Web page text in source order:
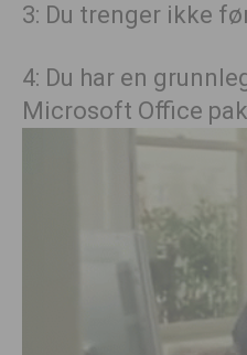
3: Du trenger ikke
4: Du har en
Microsoft Office